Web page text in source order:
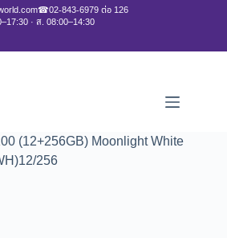
☎02-843-6979 ต่อ 126
· ส. 08:00–14:30